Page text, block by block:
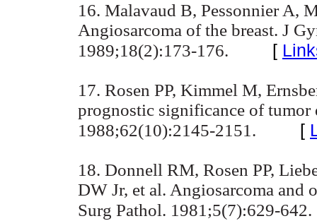
16. Malavaud B, Pessonnier A,
Angiosarcoma of the breast. J
1989;18(2):173-176.
[
17. Rosen PP, Kimmel M,
prognostic significance of tumor
1988;62(10):2145-2151.
[
18. Donnell RM, Rosen PP,
DW Jr, et al. Angiosarcoma and
Surg Pathol. 1981;5(7):629-642.